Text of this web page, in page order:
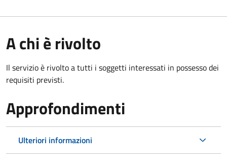
A chi è rivolto
Il servizio è rivolto a tutti i soggetti interessati in possesso dei
requisiti previsti.
Approfondimenti
Ulteriori informazioni